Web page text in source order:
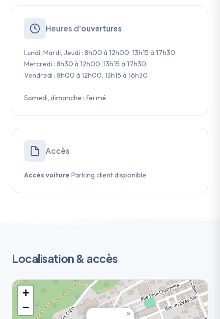
Heures d'ouvertures
Lundi, Mardi, Jeudi : 8h00 à 12h00, 13h15 à 17h30
Mercredi : 8h30 à 12h00, 13h15 à 17h30
Vendredi : 8h00 à 12h00, 13h15 à 16h30
Samedi, dimanche : fermé
Accès
Accès voiture Parking client disponible
Localisation & accès
×
+
−